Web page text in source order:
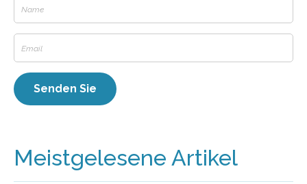
Meistgelesene Artikel